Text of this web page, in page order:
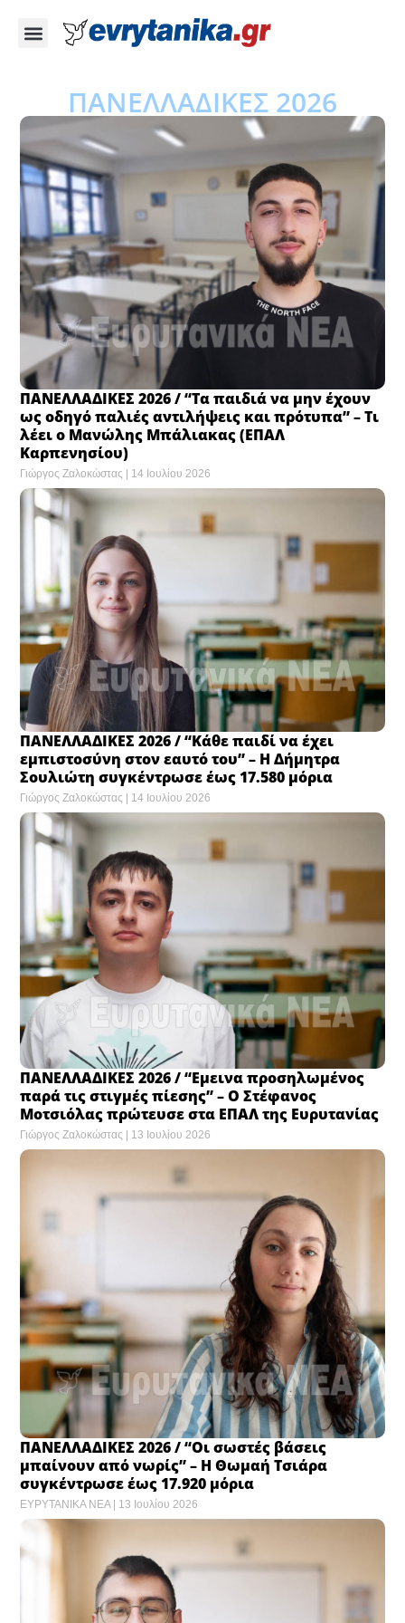
ΠΑΝΕΛΛΑΔΙΚΕΣ 2026
ΠΑΝΕΛΛΑΔΙΚΕΣ 2026 / “Τα παιδιά να μην έχουν
ως οδηγό παλιές αντιλήψεις και πρότυπα” – Τι
λέει ο Μανώλης Μπάλιακας (ΕΠΑΛ
Καρπενησίου)
Γιώργος Ζαλοκώστας 14 Ιουλίου 2026
ΠΑΝΕΛΛΑΔΙΚΕΣ 2026 / “Κάθε παιδί να έχει
εμπιστοσύνη στον εαυτό του” – Η Δήμητρα
Σουλιώτη συγκέντρωσε έως 17.580 μόρια
Γιώργος Ζαλοκώστας 14 Ιουλίου 2026
ΠΑΝΕΛΛΑΔΙΚΕΣ 2026 / “Eμεινα προσηλωμένος
παρά τις στιγμές πίεσης” – Ο Στέφανος
Μοτσιόλας πρώτευσε στα ΕΠΑΛ της Ευρυτανίας
Γιώργος Ζαλοκώστας 13 Ιουλίου 2026
ΠΑΝΕΛΛΑΔΙΚΕΣ 2026 / “Οι σωστές βάσεις
μπαίνουν από νωρίς” – Η Θωμαή Τσιάρα
συγκέντρωσε έως 17.920 μόρια
ΕΥΡΥΤΑΝΙΚΑ ΝΕΑ 13 Ιουλίου 2026